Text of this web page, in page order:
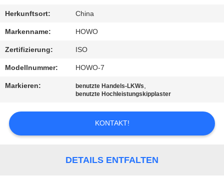
SIE
MIT
UNS
IN
VERBINDUNG
FORDERN
SIE EIN
Herkunftsort: China
Markenname: HOWO
Zertifizierung: ISO
Modellnummer: HOWO-7
Markieren: benutzte Handels-LKWs,
benutzte Hochleistungskipplaster
KONTAKT!
DETAILS ENTFALTEN